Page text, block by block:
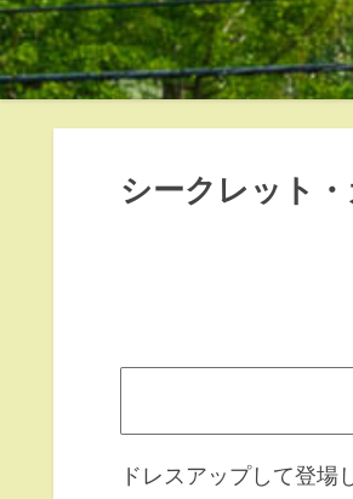
シークレット
ドレスアップして登